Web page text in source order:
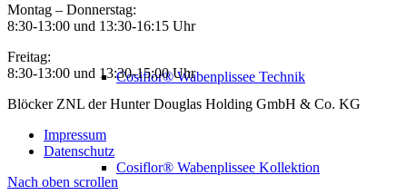
Cosiflor® Wabenplissee Technik
Cosiflor® Wabenplissee Kollektion
Montag – Donnerstag:
8:30-13:00 und 13:30-16:15 Uhr
Freitag:
8:30-13:00 und 13:30-15:00 Uhr
Blöcker ZNL der Hunter Douglas Holding GmbH & Co. KG
Impressum
Datenschutz
Nach oben scrollen